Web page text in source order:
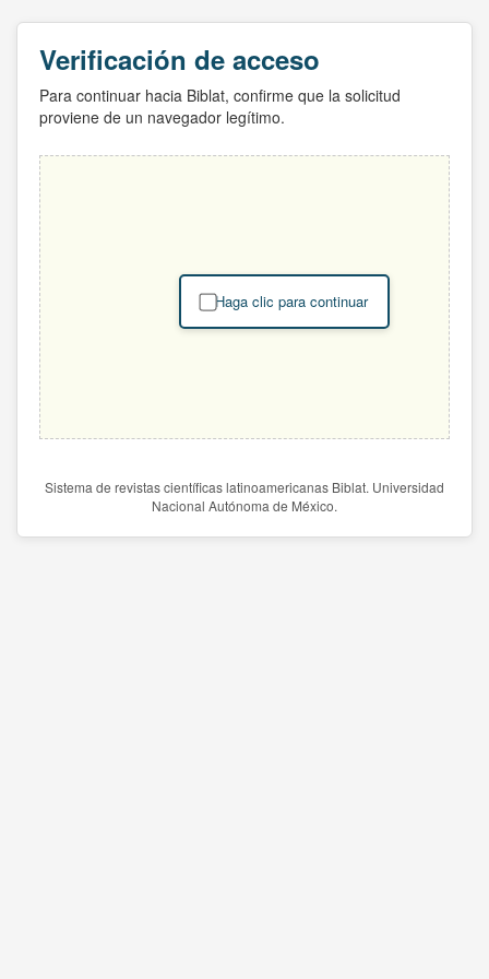
Verificación de acceso
Para continuar hacia Biblat, confirme que la solicitud
proviene de un navegador legítimo.
Haga clic para continuar
Sistema de revistas científicas latinoamericanas Biblat. Universidad
Nacional Autónoma de México.